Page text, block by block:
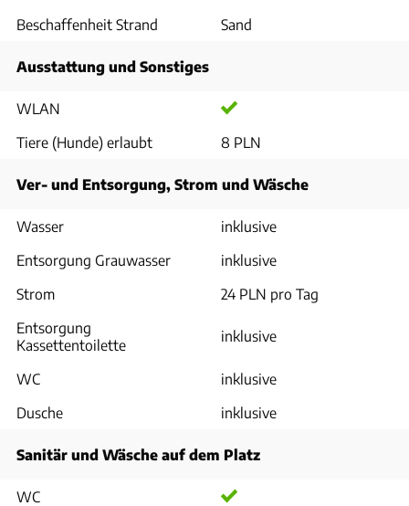
Beschaffenheit Strand
Sand
Ausstattung und Sonstiges
WLAN
Tiere (Hunde) erlaubt
8 PLN
Ver- und Entsorgung, Strom und Wäsche
Wasser
inklusive
Entsorgung Grauwasser
inklusive
Strom
24 PLN pro Tag
Entsorgung
Kassettentoilette
inklusive
WC
inklusive
Dusche
inklusive
Sanitär und Wäsche auf dem Platz
WC